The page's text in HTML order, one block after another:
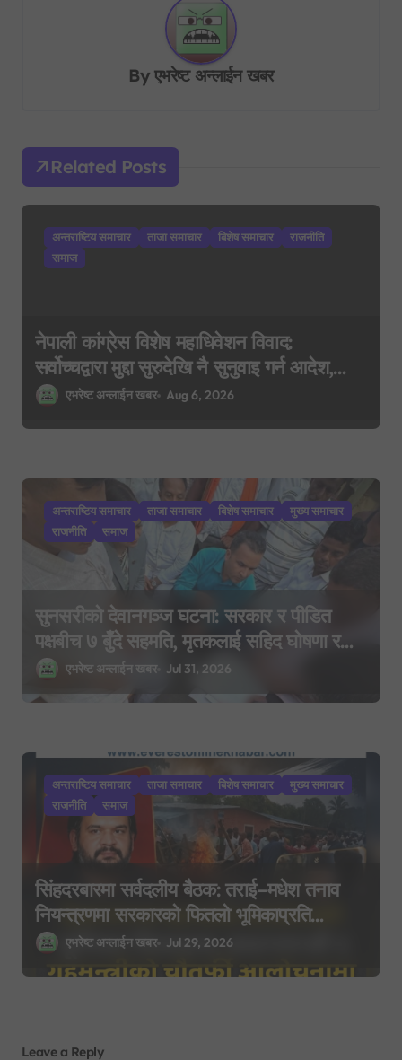
g
t
Byएभरेष्ट अन्लाईन खबर
Related Posts
अन्तराष्टिय समाचार ताजा समाचार बिशेष समाचार
राजनीति
समाज
नेपाली कांग्रेस विशेष महाधिवेशन विवाद:
सर्वोच्चद्वारा मुद्दा सुरुदेखि नै सुनुवाइ गर्न आदेश,
पुरानो फैसला पुनरावलोकन हुने
एभरेष्ट अन्लाईन खबर Aug 6, 2026
अन्तराष्टिय समाचार ताजा समाचार बिशेष समाचार
मुख्य समाचार
राजनीति
समाज
सुनसरीको देवानगञ्ज घटना: सरकार र पीडित
पक्षबीच ७ बुँदे सहमति, मृतकलाई सहिद घोषणा र
परिवारलाई राहत दिइने
एभरेष्ट अन्लाईन खबर Jul 31, 2026
अन्तराष्टिय समाचार ताजा समाचार बिशेष समाचार
मुख्य समाचार
राजनीति
समाज
सिंहदरबारमा सर्वदलीय बैठक: तराई–मधेश तनाव
नियन्त्रणमा सरकारको फितलो भूमिकाप्रति
आलोचना, एकताको आह्वान
एभरेष्ट अन्लाईन खबर Jul 29, 2026
Leave a Reply